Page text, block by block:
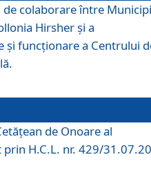
colaborare între
Hirsher și a
și funcționare a Centrului
de Onoare al
H.C.L. nr. 429/